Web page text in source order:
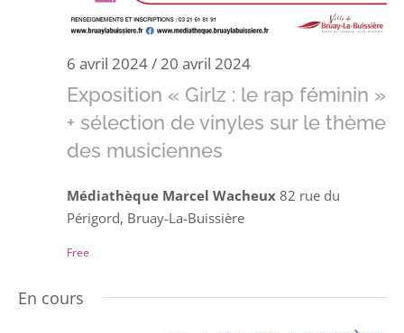
6 avril 2024/20 avril 2024
Exposition « Girlz : le rap féminin »
+ sélection de vinyles sur le thème
des musiciennes
Médiathèque Marcel Wacheux 82 rue du
Périgord, Bruay-La-Buissière
Free
En cours